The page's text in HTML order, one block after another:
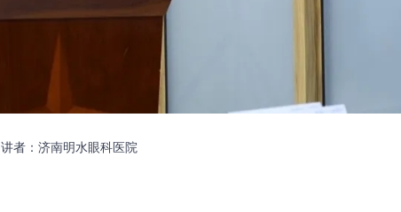
讲者：济南明水眼科医院